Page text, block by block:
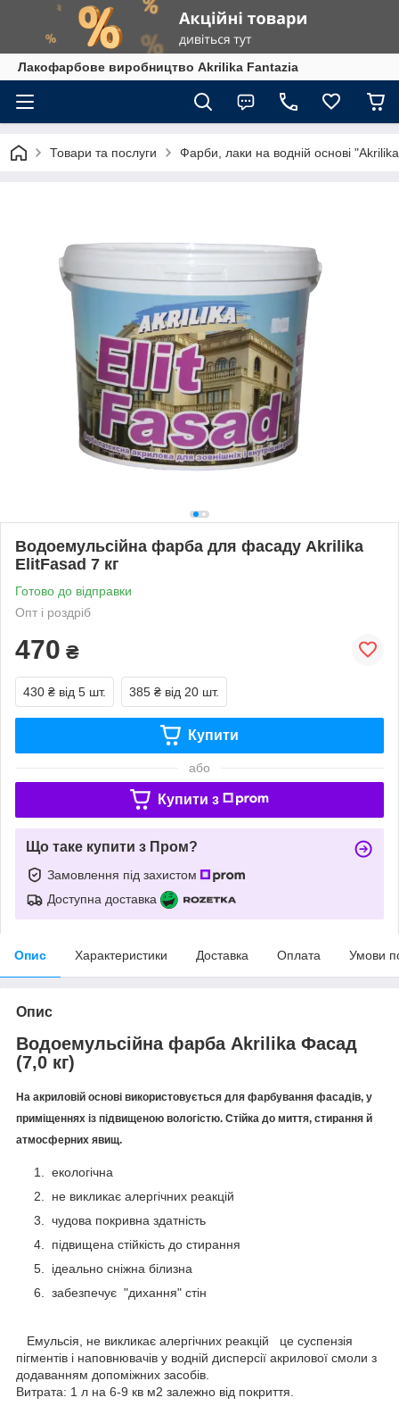
Лакофарбове виробництво Akrilika Fantazia
Товари та послуги Фарби, лаки на водній основі
Водоемульсійна фарба для фасаду Akrilika
ElitFasad 7 кг
Готово до відправки
Опт і роздріб
470 ₴
430 ₴ від 5 шт. 385 ₴ від 20 шт.
Купити
або
Купити з
Що таке купити з Пром?
Замовлення під захистом
Доступна доставка
Опис Характеристики Доставка Оплата Умови
Опис
Водоемульсійна фарба Akrilika Фасад
(7,0 кг)
На акриловій основі використовується для фарбування фасадів, у
приміщеннях із підвищеною вологістю. Стійка до миття, стирання й
атмосферних явищ.
екологічна
не викликає алергічних реакцій
чудова покривна здатність
підвищена стійкість до стирання
ідеально сніжна білизна
забезпечує "дихання" стін
Емульсія, не викликає алергічних реакцій це суспензія
пігментів і наповнювачів у водній дисперсії акрилової смоли з
додаванням допоміжних засобів.
Витрата: 1 л на 6-9 кв м2 залежно від покриття.